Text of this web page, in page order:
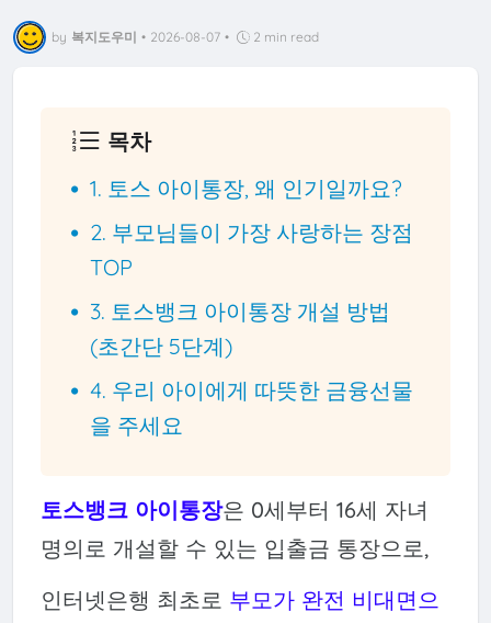
by 복지도우미 • 2026-08-07 • 2 min read
목차
1. 토스 아이통장, 왜 인기일까요?
2. 부모님들이 가장 사랑하는 장점
TOP
3. 토스뱅크 아이통장 개설 방법
(초간단 5단계)
4. 우리 아이에게 따뜻한 금융선물
을 주세요
토스뱅크 아이통장은 0세부터 16세 자녀
명의로 개설할 수 있는 입출금 통장으로,
인터넷은행 최초로 부모가 완전 비대면으